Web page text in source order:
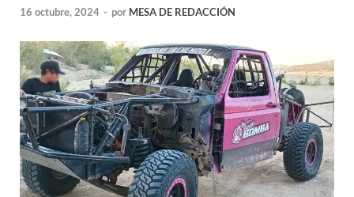
16 octubre, 2024 - por MESA DE REDACCIÓN